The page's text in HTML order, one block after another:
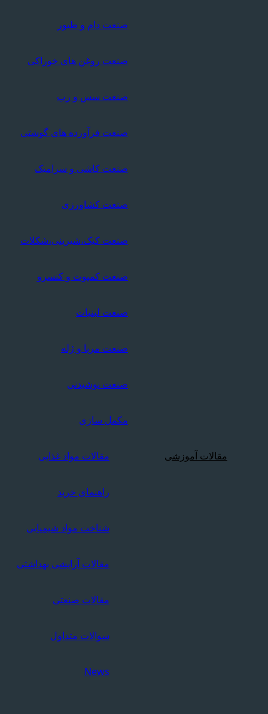
صنعت دام و طیور
صنعت روغن های خوراکی
صنعت سس و رب
صنعت فرآورده های گوشتی
صنعت کاشی و سرامیک
صنعت کشاورزی
صنعت کیک،شیرینی،شکلات
صنعت کمپوت و کنسرو
صنعت لبنیات
صنعت مربا و ژله
صنعت نوشیدنی
مکمل سازی
مقالات آموزشی مقالات مواد غذایی
راهنمای خرید
شناخت مواد شیمیایی
مقالات آرایشی بهداشتی
مقالات صنعتی
سوالات متداول
News